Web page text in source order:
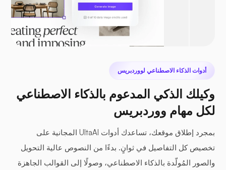
أدوات الذكاء الاصطناعي لووردبريس
وكيلك الذكي المدعوم بالذكاء الاصطناعي
لكل مهام ووردبريس
بمجرد إطلاق موقعك، تساعدك أدوات UltaAI المجانية على
تخصيص كل التفاصيل في ثوانٍ. بدءًا من النصوص عالية التحويل
والصور المُولّدة بالذكاء الاصطناعي، وصولًا إلى القوالب الجاهزة